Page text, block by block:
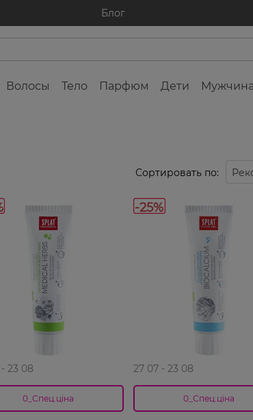
Блог
Волосы Тело Парфюм Дети
Сортировать по:
23 08
0_Спец.ціна
-25%
27 07 - 23 08
0_Спец.ціна